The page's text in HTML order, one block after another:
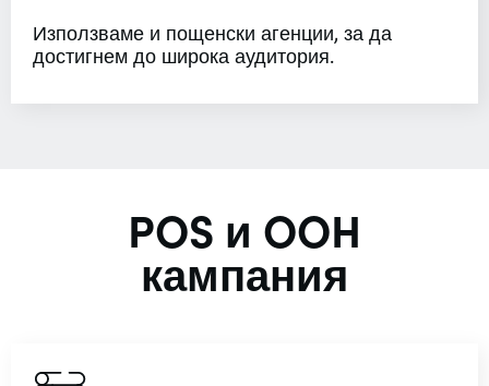
Използваме и пощенски агенции, за да
достигнем до широка аудитория.
POS и OOH
кампания